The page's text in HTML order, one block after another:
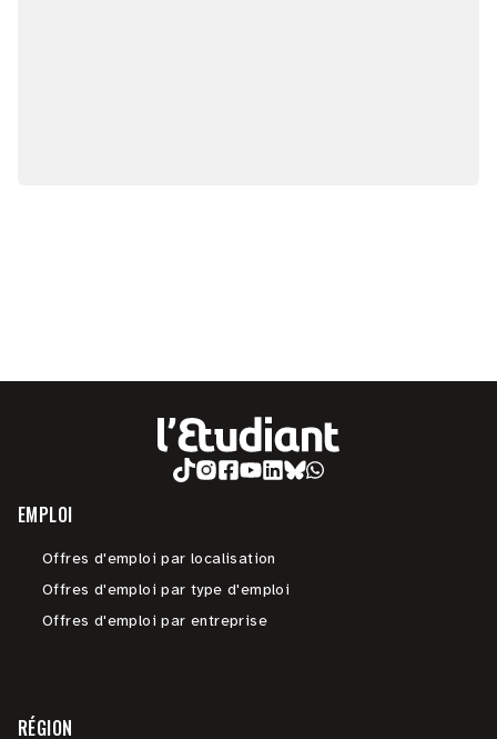
EMPLOI
Offres d'emploi par localisation
Offres d'emploi par type d'emploi
Offres d'emploi par entreprise
RÉGION